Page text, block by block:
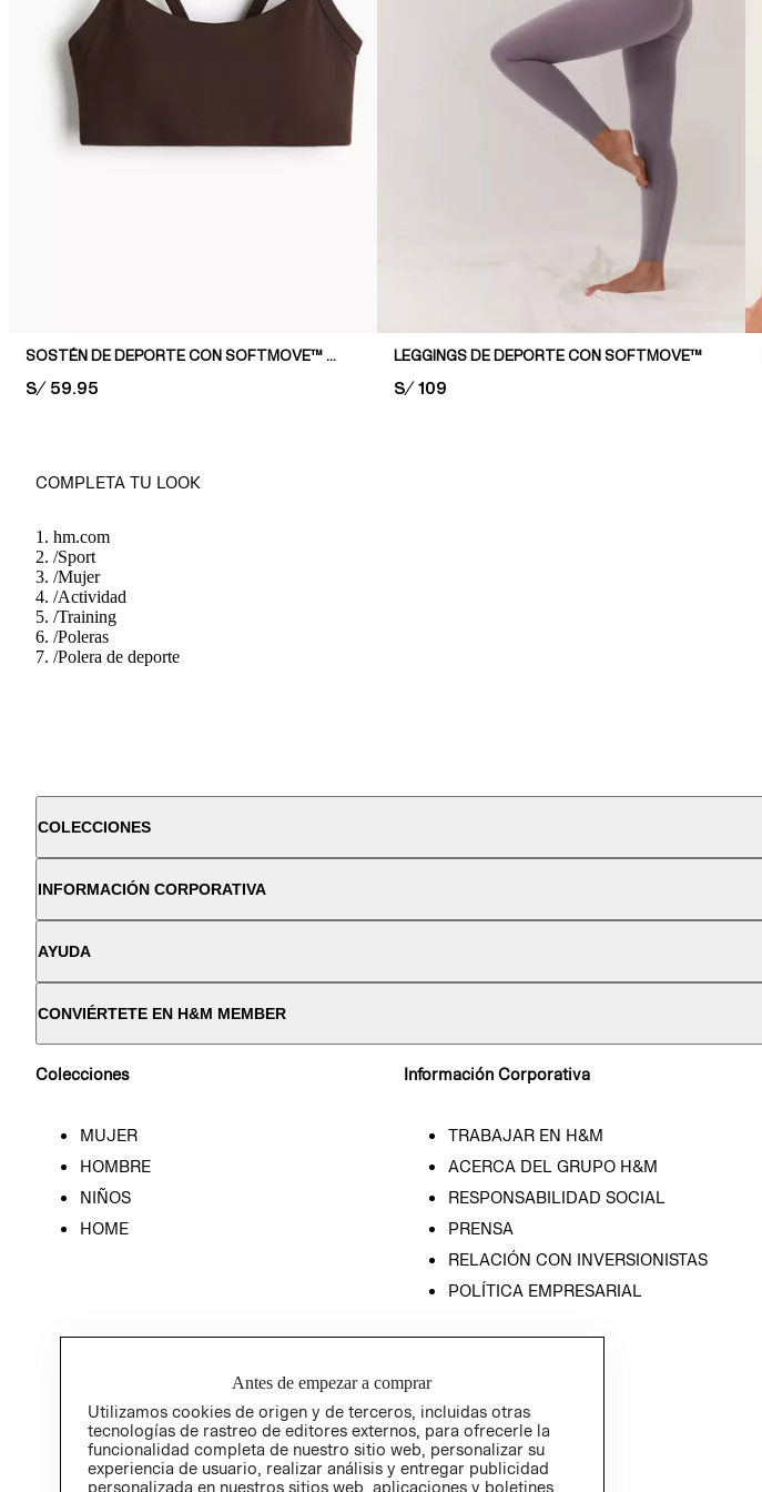
SOSTÉN DE DEPORTE CON SOFTMOVE™ MEDIUM SUPPORT
PRICE:
S/ 59.95
LEGGINGS DE DEPORTE CON SOFTMOVE™
PRICE:
S/ 109
COMPLETA TU LOOK
hm.com
/Sport
/Mujer
/Actividad
/Training
/Poleras
/Polera de deporte
COLECCIONES
INFORMACIÓN CORPORATIVA
AYUDA
CONVIÉRTETE EN H&M MEMBER
Colecciones
MUJER
HOMBRE
NIÑOS
HOME
Información Corporativa
TRABAJAR EN H&M
ACERCA DEL GRUPO H&M
RESPONSABILIDAD SOCIAL
PRENSA
RELACIÓN CON INVERSIONISTAS
POLÍTICA EMPRESARIAL
Antes de empezar a comprar
Utilizamos cookies de origen y de terceros, incluidas otras
tecnologías de rastreo de editores externos, para ofrecerle la
funcionalidad completa de nuestro sitio web, personalizar su
experiencia de usuario, realizar análisis y entregar publicidad
personalizada en nuestros sitios web, aplicaciones y boletines